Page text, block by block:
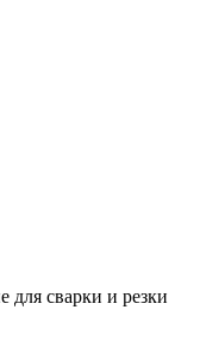
сварки и резки